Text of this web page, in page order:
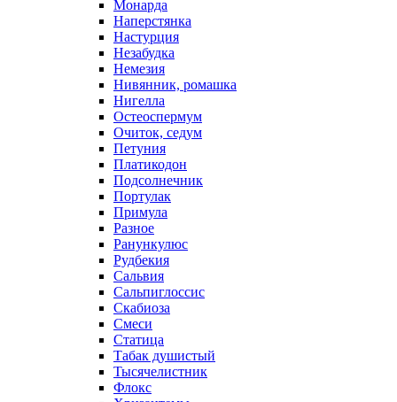
Монарда
Наперстянка
Настурция
Незабудка
Немезия
Нивянник, ромашка
Нигелла
Остеоспермум
Очиток, седум
Петуния
Платикодон
Подсолнечник
Портулак
Примула
Разное
Ранункулюс
Рудбекия
Сальвия
Сальпиглоссис
Скабиоза
Смеси
Статица
Табак душистый
Тысячелистник
Флокс